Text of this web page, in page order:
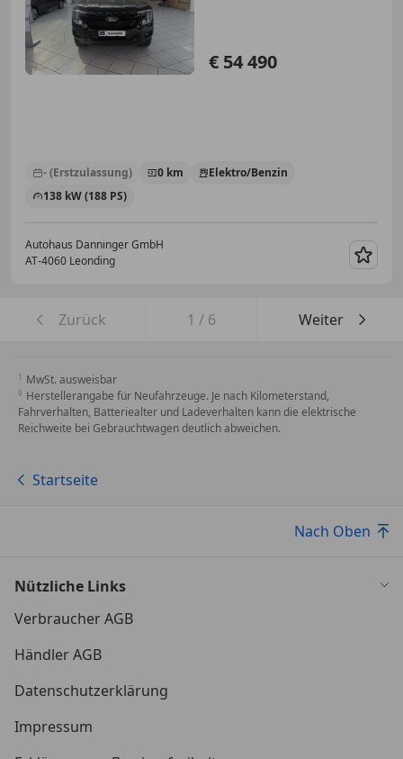
€ 54 490
- (Erstzulassung) 0 km
Elektro/Benzin
138 kW (188 PS)
Autohaus Danninger GmbH
AT-4060 Leonding
Zurück 1 / 6 Weiter
MwSt. ausweisbar
Herstellerangabe für Neufahrzeuge. Je nach Kilometerstand,
Fahrverhalten, Batteriealter und Ladeverhalten kann die elektrische
Reichweite bei Gebrauchtwagen deutlich abweichen.
Startseite
Nach Oben
Nützliche Links
Verbraucher AGB
Händler AGB
Datenschutzerklärung
Impressum